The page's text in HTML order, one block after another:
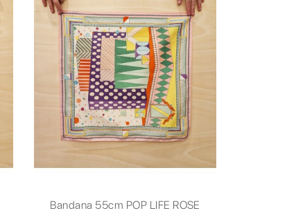
Bandana 55cm POP LIFE ROSE